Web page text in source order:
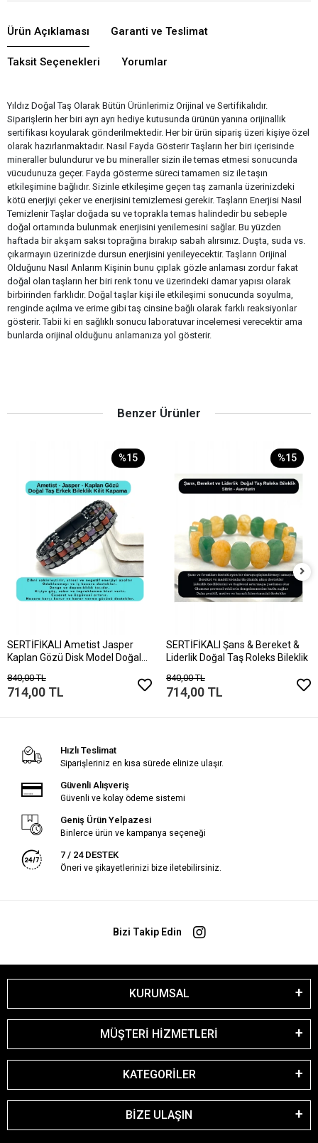
Ürün Açıklaması Garanti ve Teslimat
Taksit Seçenekleri Yorumlar
Yıldız Doğal Taş Olarak Bütün Ürünlerimiz Orijinal ve Sertifikalıdır.
Siparişlerin her biri ayrı ayrı hediye kutusunda ürünün yanına orijinallik
sertifikası koyularak gönderilmektedir. Her bir ürün sipariş üzeri kişiye özel
olarak hazırlanmaktadır. Nasıl Fayda Gösterir Taşların her biri içerisinde
mineraller bulundurur ve bu mineraller sizin ile temas etmesi sonucunda
vücudunuza geçer. Fayda gösterme süreci tamamen siz ile taşın
etkileşimine bağlıdır. Sizinle etkileşime geçen taş zamanla üzerinizdeki
kötü enerjiyi çeker ve enerjisini temizlemesi gerekir. Taşların Enerjisi Nasıl
Temizlenir Taşlar doğada su ve toprakla temas halindedir bu sebeple
doğal ortamında bulunmak enerjisini yenilemesini sağlar. Bu yüzden
haftada bir akşam saksı toprağına bırakıp sabah alırsınız. Duşta, suda vs.
çıkarmayın üzerinizde dursun enerjisini yenileyecektir. Taşların Orijinal
Olduğunu Nasıl Anlarım Kişinin bunu çıplak gözle anlaması zordur fakat
doğal olan taşların her biri renk tonu ve üzerindeki damar yapısı olarak
birbirinden farklıdır. Doğal taşlar kişi ile etkileşimi sonucunda soyulma,
renginde açılma ve erime gibi taş cinsine bağlı olarak farklı reaksiyonlar
gösterir. Tabii ki en sağlıklı sonucu laboratuvar incelemesi verecektir ama
bunlarda orijinal olduğunu anlamanıza yol gösterir.
Benzer Ürünler
%15
SERTİFİKALI Ametist Jasper
Kaplan Gözü Disk Model Doğal
840,00 TL
714,00 TL
%15
SERTİFİKALI Şans & Bereket &
Liderlik Doğal Taş Roleks Bileklik
840,00 TL
714,00 TL
Hızlı Teslimat
Siparişleriniz en kısa sürede elinize ulaşır.
Güvenli Alışveriş
Güvenli ve kolay ödeme sistemi
Geniş Ürün Yelpazesi
Binlerce ürün ve kampanya seçeneği
7 / 24 DESTEK
Öneri ve şikayetlerinizi bize iletebilirsiniz.
Bizi Takip Edin
KURUMSAL
MÜŞTERİ HİZMETLERİ
KATEGORİLER
BİZE ULAŞIN